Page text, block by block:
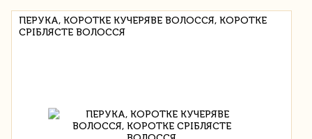
ПЕРУКА, КОРОТКЕ КУЧЕРЯВЕ ВОЛОССЯ, КОРОТКЕ
СРІБЛЯСТЕ ВОЛОССЯ